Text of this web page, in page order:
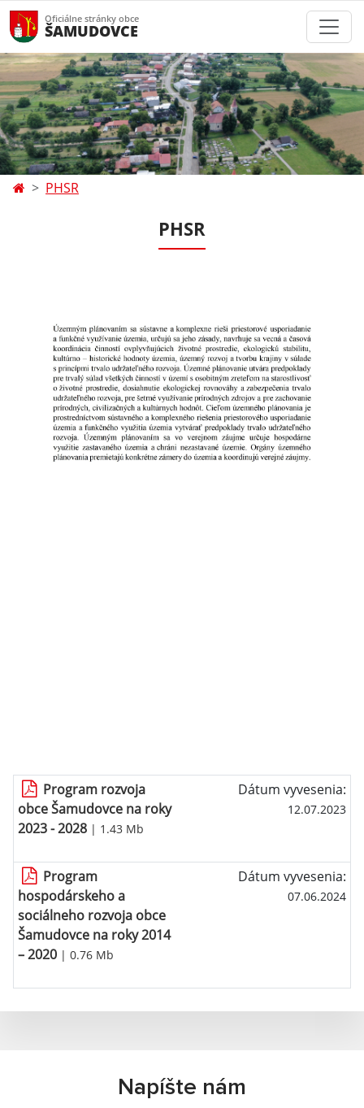
Oficiálne stránky obce
ŠAMUDOVCE
PHSR
PHSR
Program rozvoja
obce Šamudovce na roky
2023 - 2028 | 1.43 Mb
Dátum vyvesenia:
12.07.2023
Program
hospodárskeho a
sociálneho rozvoja obce
Šamudovce na roky 2014
– 2020 | 0.76 Mb
Dátum vyvesenia:
07.06.2024
Napíšte nám